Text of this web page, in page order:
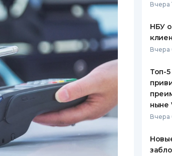
Вчера
НБУ
Вчера
Топ-
ныне
Вчера